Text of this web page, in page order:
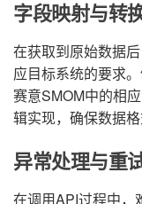
字段映射与转
在获取到原始数据
应目标系统的要求
赛意SMOM中的相
辑实现，确保数据格
异常处理与重
在调用API过程中，